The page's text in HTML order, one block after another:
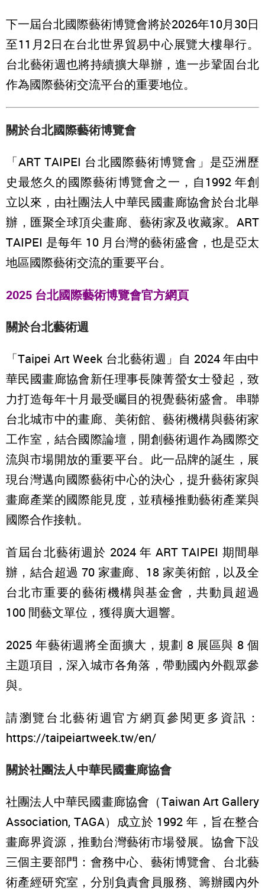
下一屆台北國際藝術博覽會將於2026年10月30日
至11月2日在台北世界貿易中心展覽大樓舉行。
台北藝術週也將持續擴大舉辦，進一步鞏固台北
作為國際藝術交流平台的重要地位。
關於台北國際藝術博覽會
「ART TAIPEI 台北國際藝術博覽會」是亞洲歷
史最悠久的國際藝術博覽會之一，自1992 年創
立以來，由社團法人中華民國畫廊協會於台北舉
辦，匯聚全球頂尖畫廊、藝術家及收藏家。ART
TAIPEI 是每年 10 月台灣的藝術盛會，也是亞太
地區國際藝術交流的重要平台。
2025 台北國際藝術博覽會官方網頁
關於台北藝術週
「Taipei Art Week 台北藝術週」自 2024 年由中
華民國畫廊協會新任理事長陳菁螢女士發起，致
力打造每年十月最受矚目的視覺藝術盛會。串聯
台北城市中的畫廊、美術館、藝術機構與藝術家
工作室，結合國際論壇，開創藝術週作為國際交
流與市場開放的重要平台。此一品牌的誕生，展
現台灣邁向國際藝術中心的決心，提升藝術家與
畫廊產業的國際能見度，並積極推動藝術產業與
國際合作接軌。
首屆台北藝術週於 2024 年 ART TAIPEI 期間舉
辦，結合超過 70 家畫廊、18 家美術館，以及全
台北市重要的藝術機構與基金會，共動員超過
100 間藝文單位，獲得廣大迴響。
2025 年藝術週將全面擴大，規劃 8 展區與 8 個
主題項目，深入城市各角落，帶動國內外觀眾參
與。
請瀏覽台北藝術週官方網頁參閱更多資訊：
https://taipeiartweek.tw/en/
關於社團法人中華民國畫廊協會
社團法人中華民國畫廊協會（Taiwan Art Gallery
Association, TAGA）成立於 1992 年，旨在整合
畫廊界資源，推動台灣藝術市場發展。協會下設
三個主要部門：會務中心、藝術博覽會、台北藝
術產經研究室，分別負責會員服務、籌辦國內外